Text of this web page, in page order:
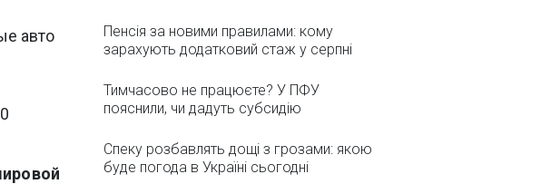
авто
Пенсія за новими правилами: кому
зарахують додатковий стаж у серпні
Тимчасово не працюєте? У ПФУ
пояснили, чи дадуть субсидію
Спеку розбавлять дощі з грозами: якою
буде погода в Україні сьогодні